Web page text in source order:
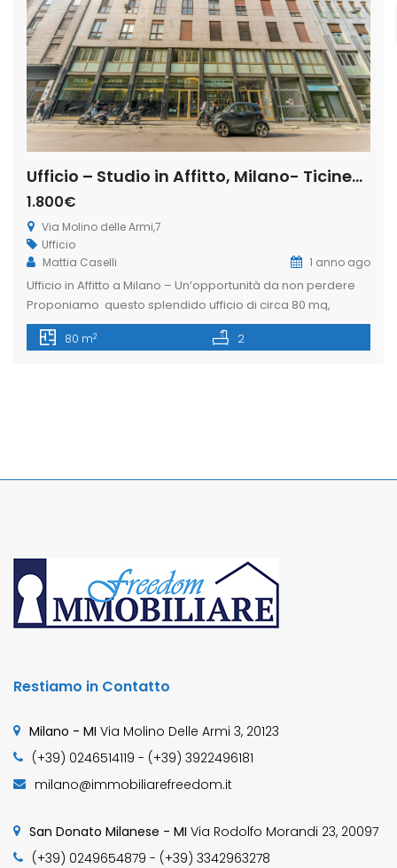
Ufficio – Studio in Affitto, Milano- Ticinese-via Molino delle Armi,7 (Rif. IFM180)
1.800€
Via Molino delle Armi,7
Ufficio
Mattia Caselli
1 anno ago
Ufficio in Affitto a Milano – Un’opportunità da non perdere
Proponiamo questo splendido ufficio di circa 80 mq,
situato al terzo piano di un elegante stabile nel cuore di
Milano. L’immobile, costruito nel 1950, è dotato di ascensore
80 m2 2
Restiamo in Contatto
Milano - MI Via Molino Delle Armi 3, 20123
(+39) 0246514119 - (+39) 3922496181
milano@immobiliarefreedom.it
San Donato Milanese - MI Via Rodolfo Morandi 23, 20097
(+39) 0249654879 - (+39) 3342963278